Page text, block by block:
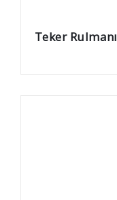
Teker Rulmanı